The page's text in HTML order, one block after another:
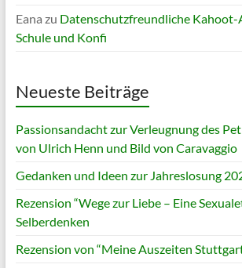
Eana zu Datenschutzfreundliche
Schule und Konfi
Neueste Beiträge
Passionsandacht zur Verleugnung des
von Ulrich Henn und Bild von Caravaggio
Gedanken und Ideen zur Jahreslosung
Rezension “Wege zur Liebe – Eine
Selberdenken
Rezension von “Meine Auszeiten